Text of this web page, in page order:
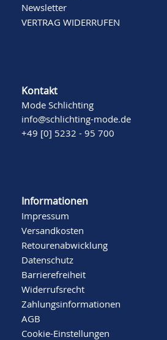
Newsletter
VERTRAG WIDERRUFEN
Kontakt
Mode Schlichting
info@schlichting-mode.de
+49 [0] 5232 - 95 700
Informationen
Impressum
Versandkosten
Retourenabwicklung
Datenschutz
Barrierefreiheit
Widerrufsrecht
Zahlungsinformationen
AGB
Cookie-Einstellungen